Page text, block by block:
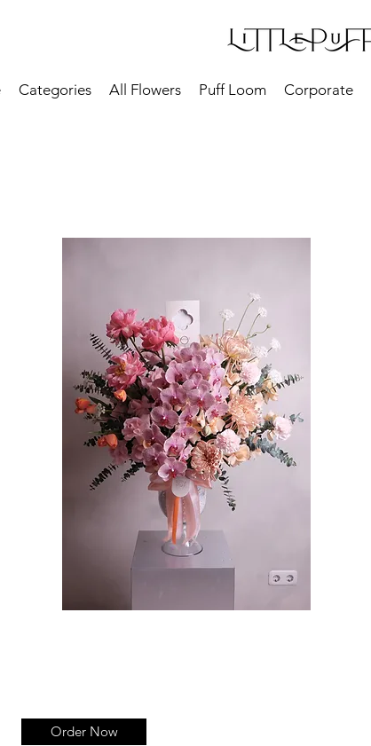
Categories All Flowers Puff Loom Corporate
Order Now